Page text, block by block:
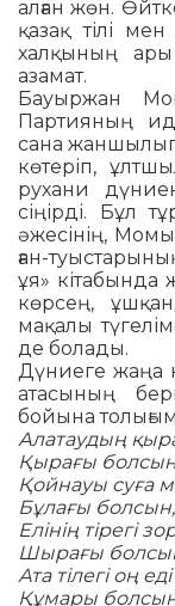
алған жөн.
қазақ тілі
халқының
азамат.
Бауыржан
Партияның
сана жаншылып
көтеріп,
рухани
сіңірді. Бұл
әжесінің,
ған-
ұя» кітабында
көрсең,
мақалы
де болады.
Дүниеге жаңа
атасының
бойына
Алатаудың
Қырағы
Қойнауы суға
Бұлағы
Елінің тірегі
Шырағы
Ата тілегі оң
Құмары